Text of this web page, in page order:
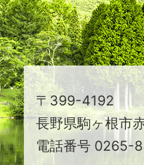
る
ま
ち
駒
ヶ
根
市
〒399-4192
長野県駒ヶ根市
電話番号 0265-